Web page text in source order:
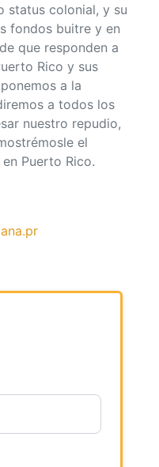
status colonial, y su
fondos buitre y en
que responden a
Rico y sus
a la
a todos los
nuestro repudio,
el
Puerto Rico.